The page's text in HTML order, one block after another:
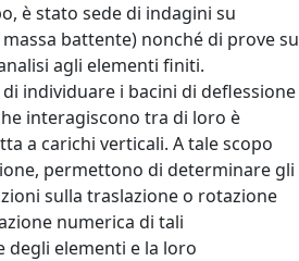
è stato sede di indagini su
battente) nonché di prove su
agli elementi finiti.
individuare i bacini di deflessione
interagiscono tra di loro è
a carichi verticali. A tale scopo
permettono di determinare gli
sulla traslazione o rotazione
numerica di tali
degli elementi e la loro